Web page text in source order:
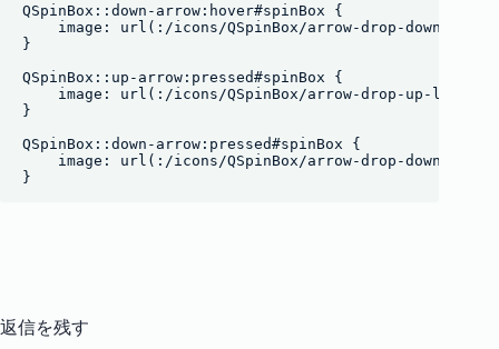
QSpinBox::down-arrow:hover#spinBox {
image: url(:/icons/QSpinBox/arrow-drop-down-
}
QSpinBox::up-arrow:pressed#spinBox {
image: url(:/icons/QSpinBox/arrow-drop-up-
}
QSpinBox::down-arrow:pressed#spinBox {
image: url(:/icons/QSpinBox/arrow-drop-down-
}
返信を残す